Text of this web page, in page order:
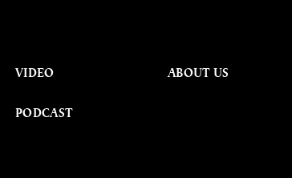
VIDEO
PODCAST
ABOUT US